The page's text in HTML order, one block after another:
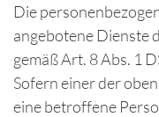
Die
angebotene Dienste
gemäß Art. 8 Abs. 1
Sofern einer der
eine betroffene